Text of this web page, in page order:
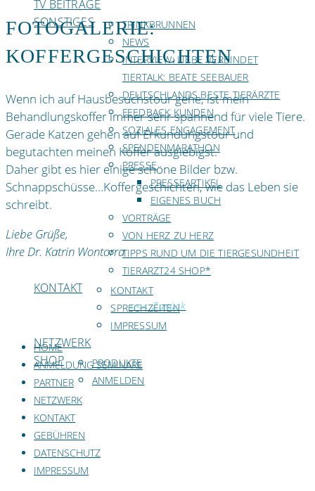
TV BEITRÄGE
SONSTIGES
TRINKBRUNNEN
NEWS
INTERVIEW: LIEBE VERBINDET
TIERTALK: BEATE SEEBAUER
DEUTSCHLANDS BESTE TIERÄRZTE
FEEDBACK KUNDEN
SOZIALES ENGAGEMENT
SPENDENMARATHON
PRESSE
PRESSEARTIKEL
EIGENES BUCH
VORTRÄGE
VON HERZ ZU HERZ
TIPPS RUND UM DIE TIERGESUNDHEIT
TIERARZT24 SHOP*
KONTAKT
KONTAKT
SPRECHZEITEN
IMPRESSUM
NETZWERK
SHOP
PRODUKTE
ANMELDEN
FOTOGALERIE:
KOFFERGESCHICHTEN
Wenn ich auf Hausbesuchstour gehe, ist mein
Behandlungskoffer immer sehr spannend für viele Tiere.
Gerade Katzen gehen auf Erkundungstour und
begutachten meinen Koffer ausgiebigst.
Daher gibt es hier einige schöne Bilder bzw.
Schnappschüsse…Koffergeschichten, wie das Leben sie
schreibt.
Liebe Grüße,
Ihre Dr. Katrin Wontorra
<<< Zurück
HOME
ANMELDUNG SEMINARE
PARTNER
NETZWERK
KONTAKT
GEBÜHREN
DATENSCHUTZ
IMPRESSUM